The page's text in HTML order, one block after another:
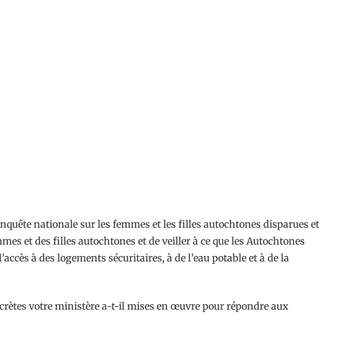
nationale sur les femmes et les filles autochtones disparues et
et des filles autochtones et de veiller à ce que les Autochtones
à des logements sécuritaires, à de l’eau potable et à de la
votre ministère a-t-il mises en œuvre pour répondre aux